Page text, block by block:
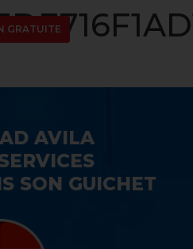
GRATUITE
AVILA
SON GUICHET